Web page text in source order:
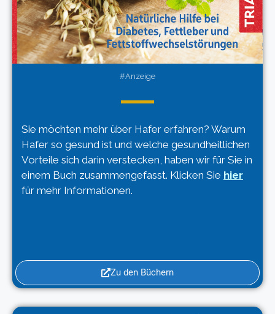
#Anzeige
Sie möchten mehr über Hafer erfahren? Warum
Hafer so gesund ist und welche gesundheitlichen
Vorteile sich darin verstecken, haben wir für Sie in
einem Buch zusammengefasst. Klicken Sie hier
für mehr Informationen.
Zu den Büchern